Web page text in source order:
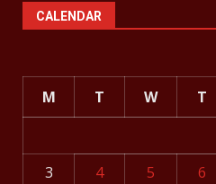
CALENDAR
M T W T
3
4 5 6